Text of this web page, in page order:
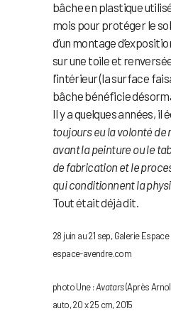
bâche en plastique
mois pour protéger le
d’un montage
sur une toile et
l’intérieur (la surface
bâche bénéficie
Il y a quelques années, il
toujours eu la volonté de
avant la peinture ou le
de fabrication et le
qui conditionnent la
Tout était déjà dit.
28 juin au 21 sep, Galerie
espace-avendre.com
photo Une :Avatars(Après
auto, 20 x 25 cm, 2015